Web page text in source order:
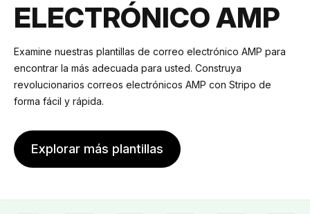
ELECTRÓNICO AMP
Examine nuestras plantillas de correo electrónico AMP para
encontrar la más adecuada para usted. Construya
revolucionarios correos electrónicos AMP con Stripo de
forma fácil y rápida.
Explorar más plantillas